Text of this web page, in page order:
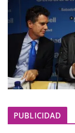
PUBLICIDAD